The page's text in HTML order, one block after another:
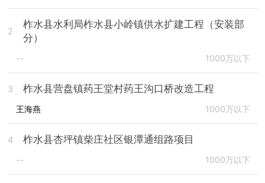
2
柞水县水利局柞水县小岭镇供水扩建工程（安装部
分）
-- 1000万以下
3 柞水县营盘镇药王堂村药王沟口桥改造工程
王海燕 1000万以下
4 柞水县杏坪镇柴庄社区银潭通组路项目
-- 1000万以下